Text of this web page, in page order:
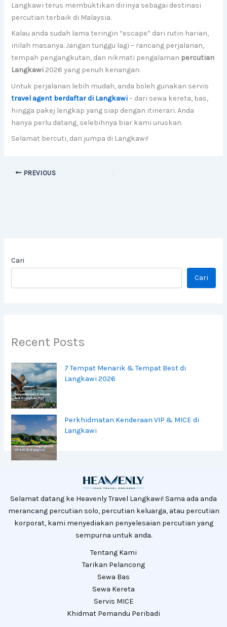
Langkawi terus membuktikan dirinya sebagai destinasi
percutian terbaik di Malaysia.
Kalau anda sudah lama teringin “escape” dari rutin harian,
inilah masanya. Jangan tunggu lagi – rancang perjalanan,
tempah pengangkutan, dan nikmati pengalaman percutian
Langkawi 2026 yang penuh kenangan.
Untuk perjalanan lebih mudah, anda boleh gunakan servis
travel agent berdaftar di Langkawi– dari sewa kereta, bas,
hingga pakej lengkap yang siap dengan itinerari. Anda
hanya perlu datang, selebihnya biar kami uruskan.
Selamat bercuti, dan jumpa di Langkawi!
PREVIOUS
Cari
Cari
Recent Posts
7 Tempat Menarik & Tempat Best di
Langkawi 2026
Perkhidmatan Kenderaan VIP & MICE di
Langkawi
Selamat datang ke Heavenly Travel Langkawi! Sama ada anda
merancang percutian solo, percutian keluarga, atau percutian
korporat, kami menyediakan penyelesaian percutian yang
sempurna untuk anda.
Tentang Kami
Tarikan Pelancong
Sewa Bas
Sewa Kereta
Servis MICE
Khidmat Pemandu Peribadi